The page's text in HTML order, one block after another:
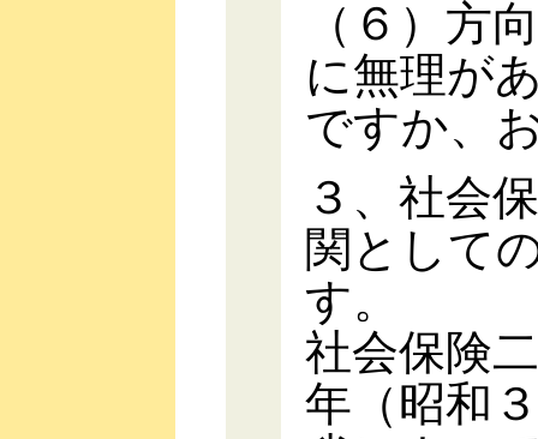
（６）方
に無理が
ですか、
３、社会
関として
す。
社会保険
年（昭和